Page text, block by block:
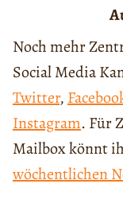
Noch mehr
Social Media
Twitter,
Instagram. Für
Mailbox könnt
wöchentlichen